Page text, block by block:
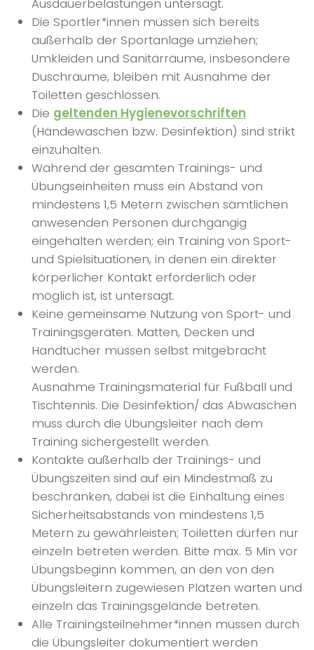
Die Sportler*innen müssen sich bereits
außerhalb der Sportanlage umziehen;
Umkleiden und Sanitärräume, insbesondere
Duschräume, bleiben mit Ausnahme der
Toiletten geschlossen.
Die geltenden Hygienevorschriften
(Händewaschen bzw. Desinfektion) sind strikt
einzuhalten.
Während der gesamten Trainings- und
Übungseinheiten muss ein Abstand von
mindestens 1,5 Metern zwischen sämtlichen
anwesenden Personen durchgängig
eingehalten werden; ein Training von Sport-
und Spielsituationen, in denen ein direkter
körperlicher Kontakt erforderlich oder
möglich ist, ist untersagt.
Keine gemeinsame Nutzung von Sport- und
Trainingsgeräten. Matten, Decken und
Handtücher müssen selbst mitgebracht
werden.
Ausnahme Trainingsmaterial für Fußball und
Tischtennis. Die Desinfektion/ das Abwaschen
muss durch die Übungsleiter nach dem
Training sichergestellt werden.
Kontakte außerhalb der Trainings- und
Übungszeiten sind auf ein Mindestmaß zu
beschränken, dabei ist die Einhaltung eines
Sicherheitsabstands von mindestens 1,5
Metern zu gewährleisten; Toiletten dürfen nur
einzeln betreten werden. Bitte max. 5 Min vor
Übungsbeginn kommen, an den von den
Übungsleitern zugewiesen Plätzen warten und
einzeln das Trainingsgelände betreten.
Alle Trainingsteilnehmer*innen müssen durch
die Übungsleiter dokumentiert werden